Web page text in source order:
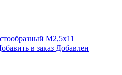
М2,5х11
в заказ Добавлен